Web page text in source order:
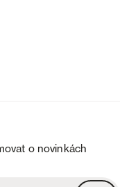
o novinkách